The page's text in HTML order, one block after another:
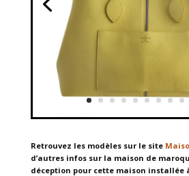
Retrouvez les modèles sur le site
d’autres infos sur la maison de
déception pour cette maison installée